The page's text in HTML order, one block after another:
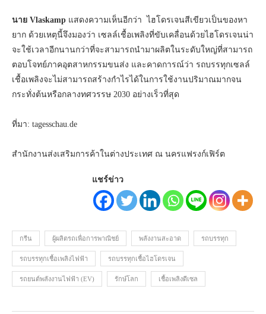
นาย Vlaskamp แสดงความเห็นอีกว่า ไฮโดรเจนสีเขียวเป็นของหา
ยาก ด้วยเหตุนี้จึงมองว่า เซลล์เชื้อเพลิงที่ขับเคลื่อนด้วยไฮโดรเจนน่า
จะใช้เวลาอีกนานกว่าที่จะสามารถนำมาผลิตในระดับใหญ่ที่สามารถ
ตอบโจทย์ภาคอุตสาหกรรมขนส่ง และคาดการณ์ว่า รถบรรทุกเซลล์
เชื้อเพลิงจะไม่สามารถสร้างกำไรได้ในการใช้งานปริมาณมากจน
กระทั่งต้นหรือกลางทศวรรษ 2030 อย่างเร็วที่สุด
ที่มา: tagesschau.de
สำนักงานส่งเสริมการค้าในต่างประเทศ ณ นครแฟรงก์เฟิร์ต
แชร์ข่าว
กรีน ผู้ผลิตรถเพื่อการพาณิชย์ พลังงานสะอาด รถบรรทุก
รถบรรทุกเชื้อเพลิงไฟฟ้า รถบรรทุกเชื้อไฮโดรเจน
รถยนต์พลังงานไฟฟ้า (EV) รักษ์โลก เชื้อเพลิงดีเซล